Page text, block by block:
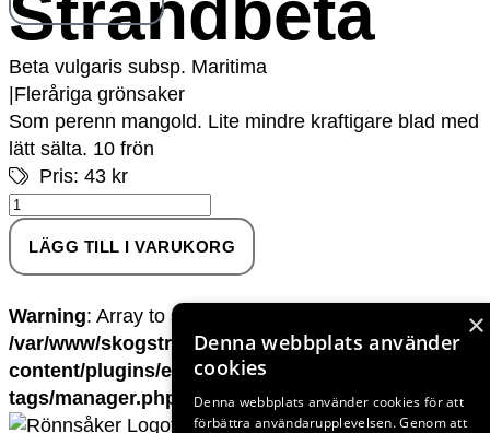
innehåll
Beta vulgaris subsp. Maritima
Fleråriga grönsaker
Som perenn mangold. Lite mindre kraftigare blad med
lätt sälta. 10 frön
Pris: 43 kr
Strandbeta
mängd
LÄGG TILL I VARUKORG
Warning: Array to string conversion in
/var/www/skogstradgardensvaxter.se/
content/plugins/elementor/core/dynamic-
tags/manager.php
on line66
×
Denna webbplats använder
cookies
Denna webbplats använder cookies för att
förbättra användarupplevelsen. Genom att